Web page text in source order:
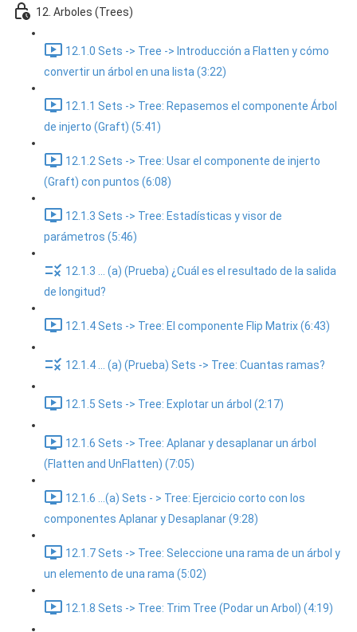
12. Arboles (Trees)
12.1.0 Sets -> Tree -> Introducción a Flatten y cómo
convertir un árbol en una lista (3:22)
12.1.1 Sets -> Tree: Repasemos el componente Árbol
de injerto (Graft) (5:41)
12.1.2 Sets -> Tree: Usar el componente de injerto
(Graft) con puntos (6:08)
12.1.3 Sets -> Tree: Estadísticas y visor de
parámetros (5:46)
12.1.3 ... (a) (Prueba) ¿Cuál es el resultado de la salida
de longitud?
12.1.4 Sets -> Tree: El componente Flip Matrix (6:43)
12.1.4 ... (a) (Prueba) Sets -> Tree: Cuantas ramas?
12.1.5 Sets -> Tree: Explotar un árbol (2:17)
12.1.6 Sets -> Tree: Aplanar y desaplanar un árbol
(Flatten and UnFlatten) (7:05)
12.1.6 ...(a) Sets - > Tree: Ejercicio corto con los
componentes Aplanar y Desaplanar (9:28)
12.1.7 Sets -> Tree: Seleccione una rama de un árbol y
un elemento de una rama (5:02)
12.1.8 Sets -> Tree: Trim Tree (Podar un Arbol) (4:19)